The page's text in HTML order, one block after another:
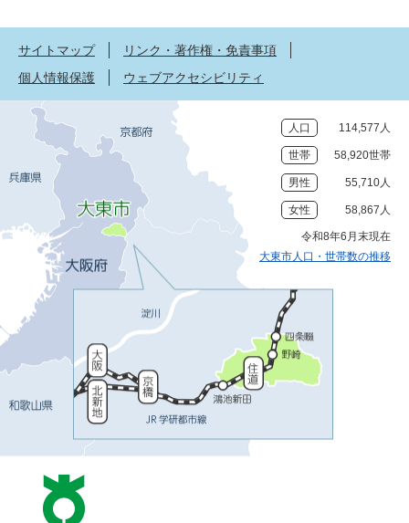
サイトマップ
リンク・著作権・免責事項
個人情報保護
ウェブアクセシビリティ
人口 114,577人
世帯 58,920世帯
男性 55,710人
女性 58,867人
令和8年6月末現在
大東市人口・世帯数の推移